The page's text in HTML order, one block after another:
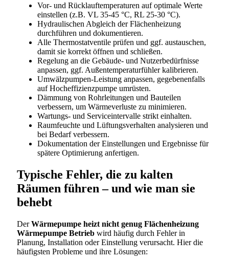
Vor- und Rücklauftemperaturen auf optimale Werte
einstellen (z.B. VL 35-45 °C, RL 25-30 °C).
Hydraulischen Abgleich der Flächenheizung
durchführen und dokumentieren.
Alle Thermostatventile prüfen und ggf. austauschen,
damit sie korrekt öffnen und schließen.
Regelung an die Gebäude- und Nutzerbedürfnisse
anpassen, ggf. Außentemperaturfühler kalibrieren.
Umwälzpumpen-Leistung anpassen, gegebenenfalls
auf Hocheffizienzpumpe umrüsten.
Dämmung von Rohrleitungen und Bauteilen
verbessern, um Wärmeverluste zu minimieren.
Wartungs- und Serviceintervalle strikt einhalten.
Raumfeuchte und Lüftungsverhalten analysieren und
bei Bedarf verbessern.
Dokumentation der Einstellungen und Ergebnisse für
spätere Optimierung anfertigen.
Typische Fehler, die zu kalten
Räumen führen – und wie man sie
behebt
DerWärmepumpe heizt nicht genug Flächenheizung
Wärmepumpe Betrieb wird häufig durch Fehler in
Planung, Installation oder Einstellung verursacht. Hier die
häufigsten Probleme und ihre Lösungen: